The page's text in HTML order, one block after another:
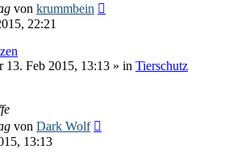
von krummbein
22:21
13. Feb 2015, 13:13 » in Tierschutz
von Dark Wolf
13:13